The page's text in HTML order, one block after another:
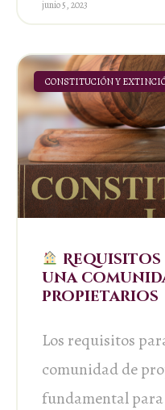
junio 5, 2023
CONSTITUCIÓN Y
una
propietarios
Los requisitos
comunidad de
fundamental